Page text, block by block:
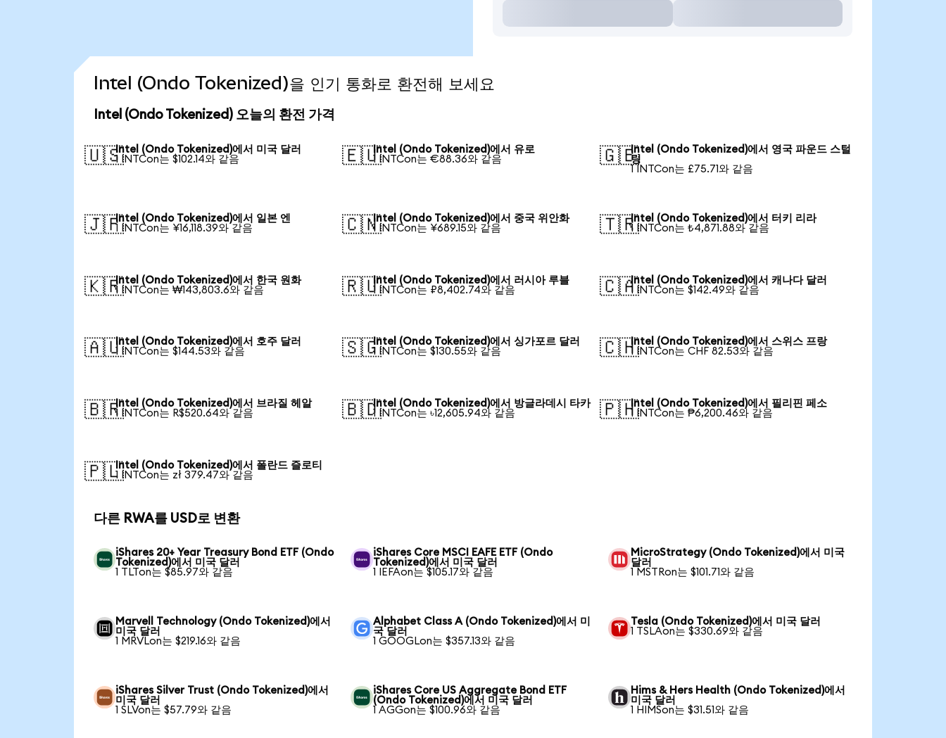
Intel (Ondo Tokenized)을 인기 통화로 환전해 보세요
Intel (Ondo Tokenized) 오늘의 환전 가격
🇺🇸Intel (Ondo Tokenized)에서 미국 달러
1 INTCon는 $102.14와 같음
🇪🇺Intel (Ondo Tokenized)에서 유로
1 INTCon는 €88.36와 같음
🇬🇧Intel (Ondo Tokenized)에서 영국 파운드 스털
링
1 INTCon는 £75.71와 같음
🇯🇵Intel (Ondo Tokenized)에서 일본 엔
1 INTCon는 ¥16,118.39와 같음
🇨🇳Intel (Ondo Tokenized)에서 중국 위안화
1 INTCon는 ¥689.15와 같음
🇹🇷Intel (Ondo Tokenized)에서 터키 리라
1 INTCon는 ₺4,871.88와 같음
🇰🇷Intel (Ondo Tokenized)에서 한국 원화
1 INTCon는 ₩143,803.6와 같음
🇷🇺Intel (Ondo Tokenized)에서 러시아 루블
1 INTCon는 ₽8,402.74와 같음
🇨🇦Intel (Ondo Tokenized)에서 캐나다 달러
1 INTCon는 $142.49와 같음
🇦🇺Intel (Ondo Tokenized)에서 호주 달러
1 INTCon는 $144.53와 같음
🇸🇬Intel (Ondo Tokenized)에서 싱가포르 달러
1 INTCon는 $130.55와 같음
🇨🇭Intel (Ondo Tokenized)에서 스위스 프랑
1 INTCon는 CHF 82.53와 같음
🇧🇷Intel (Ondo Tokenized)에서 브라질 헤알
1 INTCon는 R$520.64와 같음
🇧🇩Intel (Ondo Tokenized)에서 방글라데시 타카
1 INTCon는 ৳12,605.94와 같음
🇵🇭Intel (Ondo Tokenized)에서 필리핀 페소
1 INTCon는 ₱6,200.46와 같음
🇵🇱Intel (Ondo Tokenized)에서 폴란드 즐로티
1 INTCon는 zł 379.47와 같음
다른 RWA를 USD로 변환
iShares 20+ Year Treasury Bond ETF (Ondo
Tokenized)에서 미국 달러
1 TLTon는 $85.97와 같음
iShares Core MSCI EAFE ETF (Ondo
Tokenized)에서 미국 달러
1 IEFAon는 $105.17와 같음
MicroStrategy (Ondo Tokenized)에서 미국
달러
1 MSTRon는 $101.71와 같음
Marvell Technology (Ondo Tokenized)에서
미국 달러
1 MRVLon는 $219.16와 같음
Alphabet Class A (Ondo Tokenized)에서 미
국 달러
1 GOOGLon는 $357.13와 같음
Tesla (Ondo Tokenized)에서 미국 달러
1 TSLAon는 $330.69와 같음
iShares Silver Trust (Ondo Tokenized)에서
미국 달러
1 SLVon는 $57.79와 같음
iShares Core US Aggregate Bond ETF
(Ondo Tokenized)에서 미국 달러
1 AGGon는 $100.96와 같음
Hims & Hers Health (Ondo Tokenized)에서
미국 달러
1 HIMSon는 $31.51와 같음